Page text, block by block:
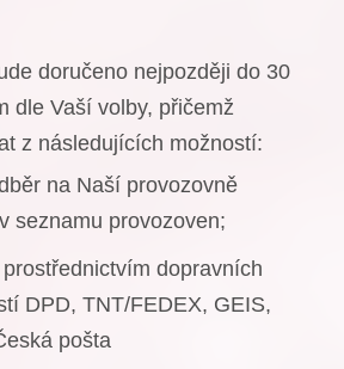
doručeno nejpozději do 30
dle Vaší volby, přičemž
z následujících možností:
na Naší provozovně
seznamu provozoven;
dopravních
DPD, TNT/FEDEX, GEIS,
pošta